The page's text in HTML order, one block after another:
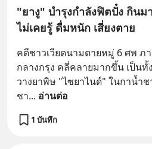
"ยางู" บำรุงกำลังฟิตปั๋ง กินม
ไม่เคยรู้ ดื่มหนัก เสี่ยงตาย
คดีชาวเวียดนามตายหมู่ 6 ศพ ภ
กลางกรุง คลี่คลายมากขึ้น เป็น
วางยาพิษ "ไซยาไนด์" ในกาน้ำ
ชา... อ่านต่อ
1 บันทึก